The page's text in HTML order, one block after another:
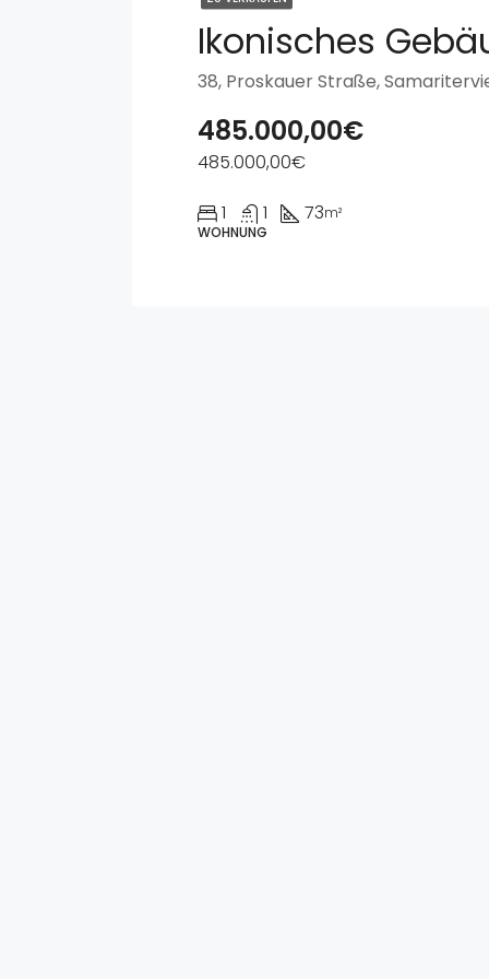
485.000,00€
485.000,00€
1
1 73m²
WOHNUNG